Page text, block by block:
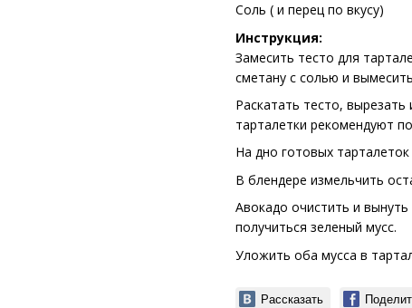
Соль ( и перец по вкусу)
Инструкция:
Замесить тесто для
сметану с солью и
Раскатать тесто,
тарталетки рекомендуют
На дно готовых
В блендере измельчить
Авокадо очистить и
получиться зеленый мусс.
Уложить оба мусса в
Рассказать